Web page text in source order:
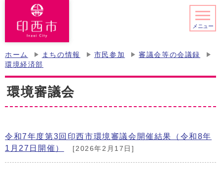
メニュー
ホーム まちの情報 市民参加
審議会等の会議録
環境経済部
環境審議会
令和7年度第3回印西市環境審議会開催結果（令和8年
1月27日開催）
[2026年2月17日]